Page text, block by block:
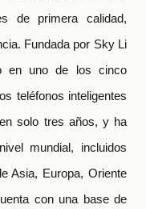
de primera calidad,
Fundada por Sky Li
en uno de los cinco
teléfonos inteligentes
solo tres años, y ha
mundial, incluidos
Asia, Europa, Oriente
con una base de